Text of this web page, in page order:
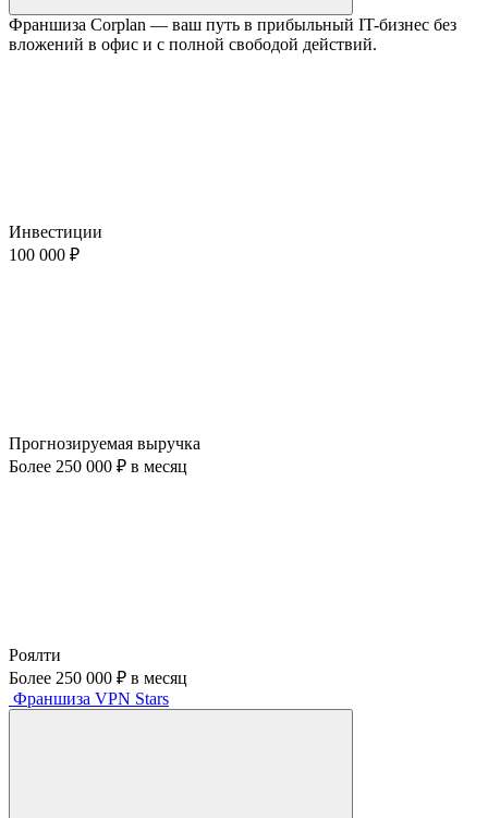
Франшиза Corplan — ваш путь в прибыльный IT-бизнес без
вложений в офис и с полной свободой действий.
Инвестиции
100 000 ₽
Прогнозируемая выручка
Более 250 000 ₽ в месяц
Роялти
Более 250 000 ₽ в месяц
Франшиза VPN Stars